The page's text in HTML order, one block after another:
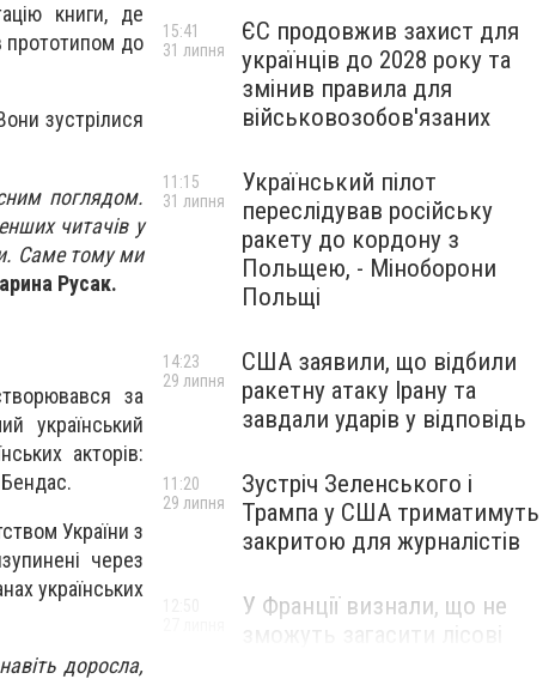
книги, де
прототипом до
зустрілися
поглядом.
читачів у
Саме тому ми
Русак.
за
український
акторів:
України з
через
українських
доросла,
ЄС продовжив захист для
українців до 2028 року та
змінив правила для
військовозобов'язаних
15:41
31 липня
Український пілот
переслідував російську
ракету до кордону з
Польщею, - Міноборони
Польщі
11:15
31 липня
США заявили, що відбили
ракетну атаку Ірану та
завдали ударів у відповідь
14:23
29 липня
Зустріч Зеленського і
Трампа у США триматимуть
закритою для журналістів
11:20
29 липня
У Франції визнали, що не